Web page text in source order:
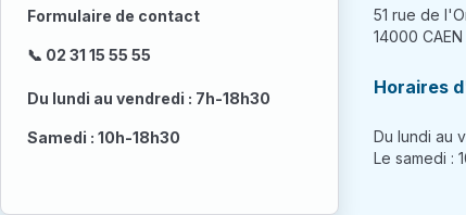
Formulaire de contact
📞 02 31 15 55 55
Du lundi au vendredi : 7h-18h30
Samedi : 10h-18h30
51 rue de
14000 CAEN
Horaires
Du lundi au
Le samedi :